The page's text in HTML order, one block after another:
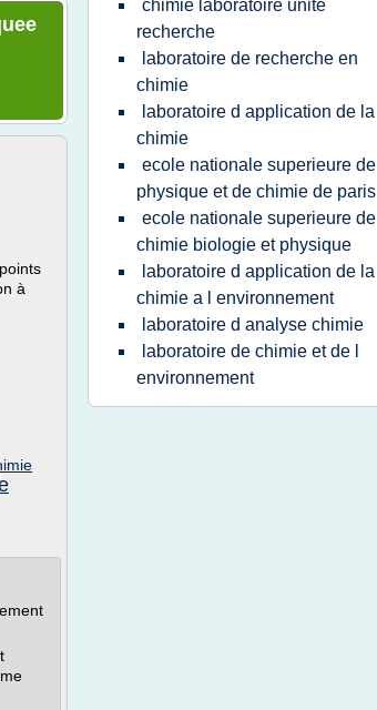
à
chimie laboratoire unite
recherche
laboratoire de recherche en
chimie
laboratoire d application de la
chimie
ecole nationale superieure de
physique et de chimie de paris
ecole nationale superieure de
chimie biologie et physique
laboratoire d application de la
chimie a l environnement
laboratoire d analyse chimie
laboratoire de chimie et de l
environnement